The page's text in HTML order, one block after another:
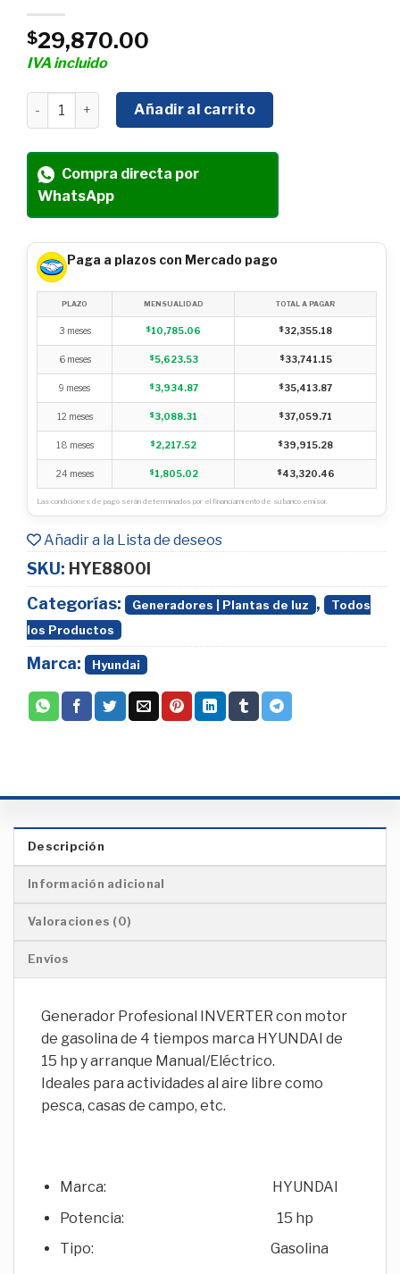
$29,870.00
IVA incluido
GENERADOR INVERTER HYUNDAI 8.7KW C/MOTOR
Añadir al carrito
Compra directa por
WhatsApp
Paga a plazos con Mercado pago
PLAZO MENSUALIDAD TOTAL A PAGAR
3 meses $10,785.06 $32,355.18
6 meses $5,623.53 $33,741.15
9 meses $3,934.87 $35,413.87
12 meses $3,088.31 $37,059.71
18 meses $2,217.52 $39,915.28
24 meses $1,805.02 $43,320.46
Las condiciones de pago serán determinados por el financiamiento de su banco emisor.
Añadir a la Lista de deseos
SKU: HYE8800I
Categorías:
Generadores | Plantas de luz ,
Todos
los Productos
Marca: Hyundai
Descripción
Información adicional
Valoraciones (0)
Envíos
Generador Profesional INVERTER con motor
de gasolina de 4 tiempos marca HYUNDAI de
15 hp y arranque Manual/Eléctrico.
Ideales para actividades al aire libre como
pesca, casas de campo, etc.
Marca: HYUNDAI
Potencia: 15 hp
Tipo: Gasolina